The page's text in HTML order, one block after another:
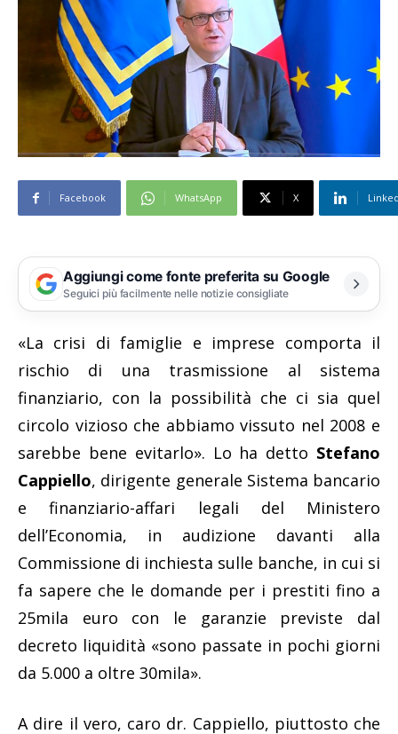
Facebook WhatsApp X
Aggiungi come fonte preferita su Google
Seguici più facilmente nelle notizie consigliate
«La crisi di famiglie e imprese comporta il
rischio di una trasmissione al sistema
finanziario, con la possibilità che ci sia quel
circolo vizioso che abbiamo vissuto nel 2008 e
sarebbe bene evitarlo». Lo ha detto Stefano
Cappiello, dirigente generale Sistema bancario
e finanziario-affari legali del Ministero
dell’Economia, in audizione davanti alla
Commissione di inchiesta sulle banche, in cui si
fa sapere che le domande per i prestiti fino a
25mila euro con le garanzie previste dal
decreto liquidità «sono passate in pochi giorni
da 5.000 a oltre 30mila».
A dire il vero, caro dr. Cappiello, piuttosto che